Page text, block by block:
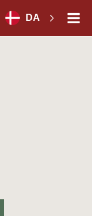
DA